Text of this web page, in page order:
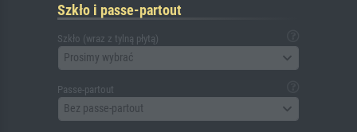
Szkło i passe-partout
Szkło (wraz z tylną płytą)
Prosimy wybrać
Passe-partout
Bez passe-partout